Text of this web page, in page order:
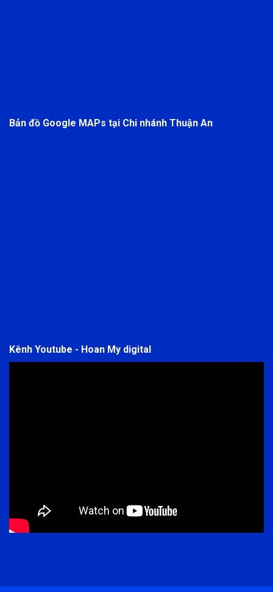
Bản đồ Google MAPs tại Chi nhánh Thuận An
Kênh Youtube - Hoan My digital